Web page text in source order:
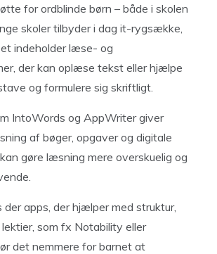
for ordblinde børn – både i skolen
skoler tilbyder i dag it-rygsække,
indeholder læse- og
der kan oplæse tekst eller hjælpe
og formulere sig skriftligt.
IntoWords og AppWriter giver
af bøger, opgaver og digitale
gøre læsning mere overskuelig og
der apps, der hjælper med struktur,
som fx Notability eller
det nemmere for barnet at